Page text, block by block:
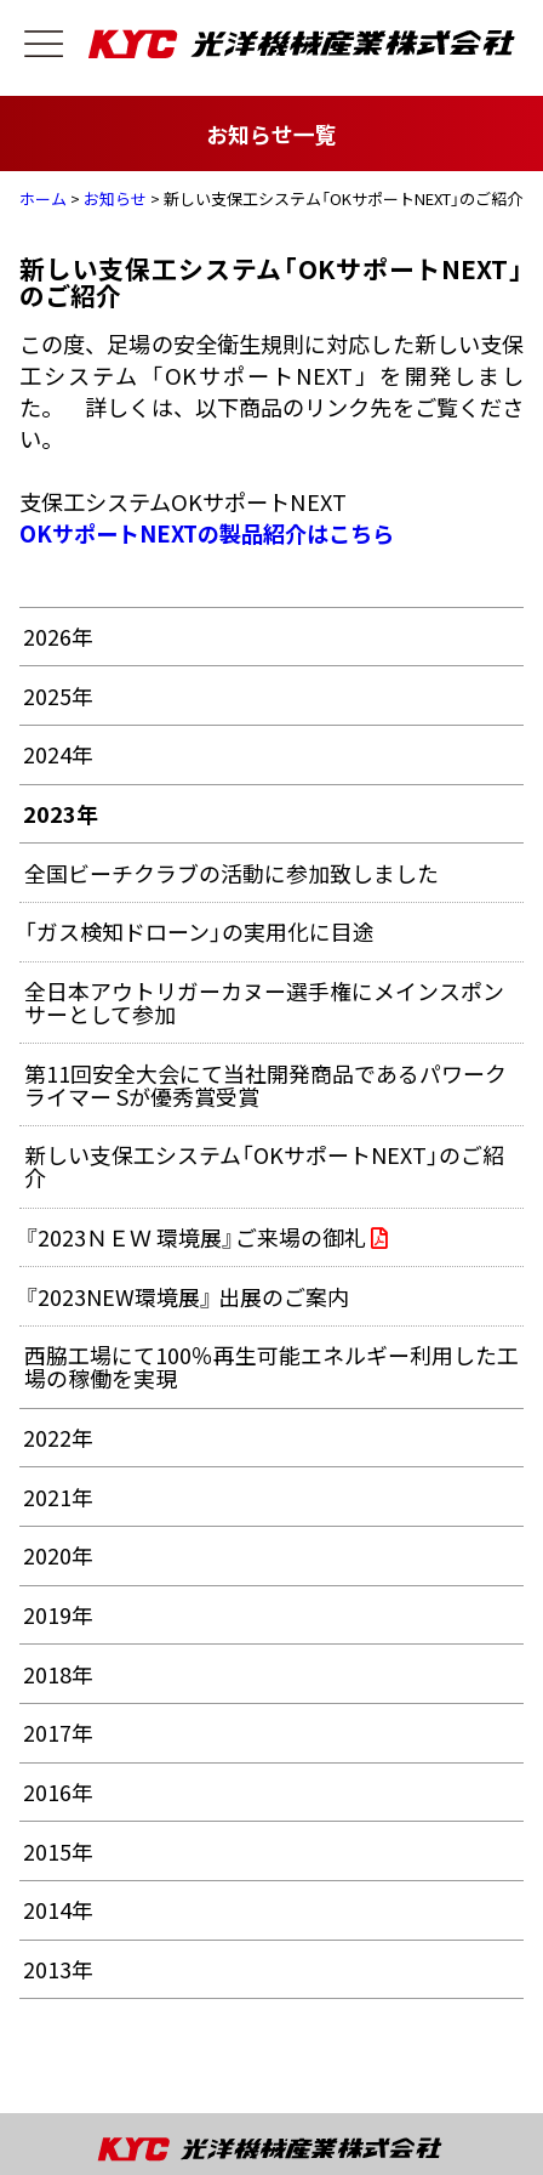
お知らせ一覧
ホーム > お知らせ > 新しい支保工システム「OKサポートNEXT」のご紹介
新しい支保工システム「OKサポートNEXT」
のご紹介
この度、足場の安全衛生規則に対応した新しい支保
工システム「OKサポートNEXT」を開発しまし
た。 詳しくは、以下商品のリンク先をご覧くださ
い。
支保工システムOKサポートNEXT
OKサポートNEXTの製品紹介はこちら
2026年
2025年
2024年
2023年
全国ビーチクラブの活動に参加致しました
「ガス検知ドローン」の実用化に目途
全日本アウトリガーカヌー選手権にメインスポン
サーとして参加
第11回安全大会にて当社開発商品であるパワーク
ライマー Sが優秀賞受賞
新しい支保工システム「OKサポートNEXT」のご紹
介
『2023ＮＥＷ 環境展』ご来場の御礼
『2023NEW環境展』 出展のご案内
西脇工場にて100％再生可能エネルギー利用した工
場の稼働を実現
2022年
2021年
2020年
2019年
2018年
2017年
2016年
2015年
2014年
2013年